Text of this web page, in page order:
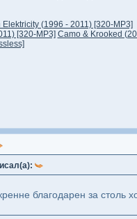
Elektricity (1996 - 2011) [320-MP3]
[320-MP3] Camo & Krooked
благодарен за столь